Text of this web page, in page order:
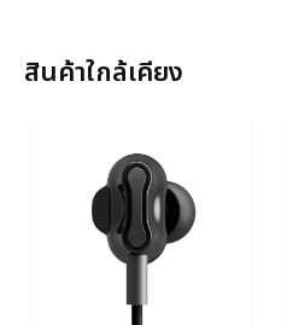
สินค้าใกล้เคียง